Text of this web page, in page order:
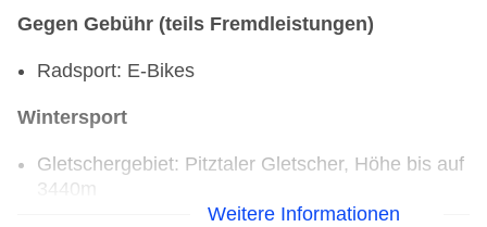
Gegen Gebühr (teils Fremdleistungen)
Radsport: E-Bikes
Wintersport
Gletschergebiet: Pitztaler Gletscher, Höhe bis auf
3440m
Skigebiet: Rifflesee, Höhe bis auf 2800m
Weitere Informationen